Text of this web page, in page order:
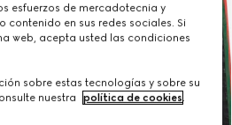
esfuerzos de mercadotecnia y
contenido en sus redes sociales. Si
web, acepta usted las condiciones
sobre estas tecnologías y sobre su
nuestra
política de cookies